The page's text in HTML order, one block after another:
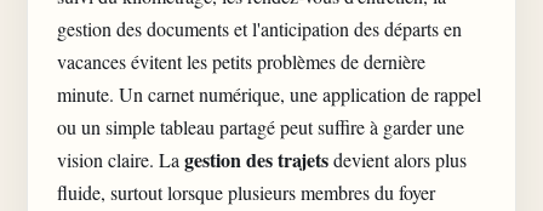
gestion des documents et l'anticipation des départs en
vacances évitent les petits problèmes de dernière
minute. Un carnet numérique, une application de rappel
ou un simple tableau partagé peut suffire à garder une
vision claire. La gestion des trajetsdevient alors plus
fluide, surtout lorsque plusieurs membres du foyer